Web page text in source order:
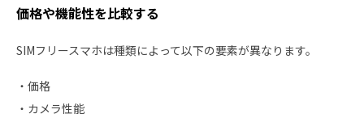
価格や機能性を比較する
SIMフリースマホは種類によって以下の要素が異なります。
・価格
・カメラ性能